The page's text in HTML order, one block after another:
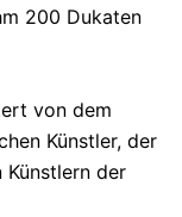
200 Dukaten
von dem
Künstler, der
der